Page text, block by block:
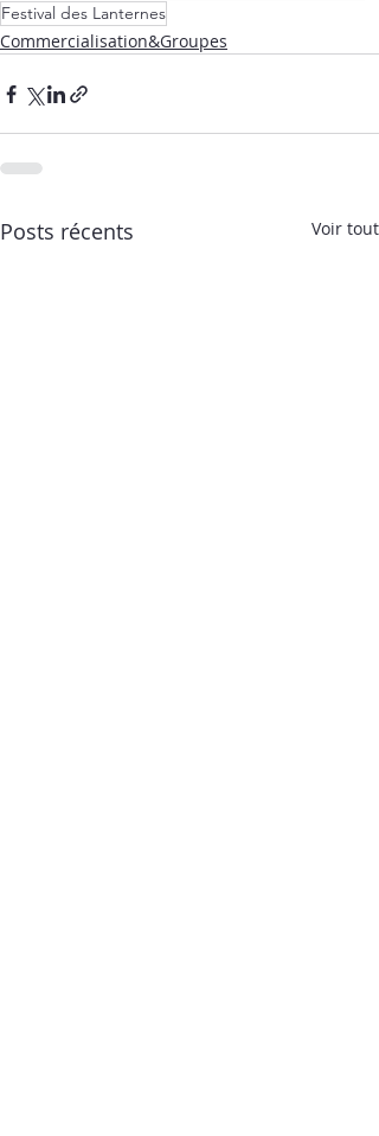
Festival des Lanternes
Commercialisation&Groupes
Posts récents Voir tout